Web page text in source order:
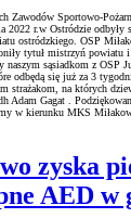
Zawodów Sportowo-
2022 r.w Ostródzie
ostródzkiego. OSP
tytuł mistrzyń powiatu i
naszym sąsiadkom z OSP
odbędą się już za 3
strażakom, na których
Adam Gagat .
w kierunku MKS
zyska
AED w